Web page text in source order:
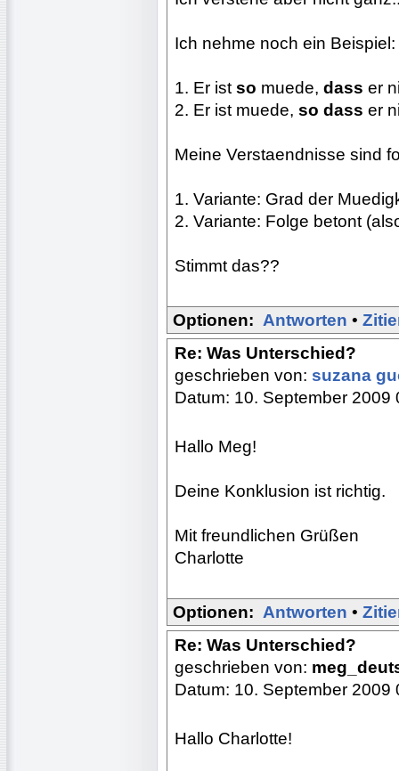
Ich nehme noch ein Beispiel:
1. Er ist so muede, dass er
2. Er ist muede, so dass er
Meine Verstaendnisse sind
1. Variante: Grad der
2. Variante: Folge betont
Stimmt das??
Optionen: Antworten •
Re: Was Unterschied?
geschrieben von: suzana
Datum: 10. September 2009
Hallo Meg!
Deine Konklusion ist richtig.
Mit freundlichen Grüßen
Charlotte
Optionen: Antworten •
Re: Was Unterschied?
geschrieben von:
Datum: 10. September 2009
Hallo Charlotte!